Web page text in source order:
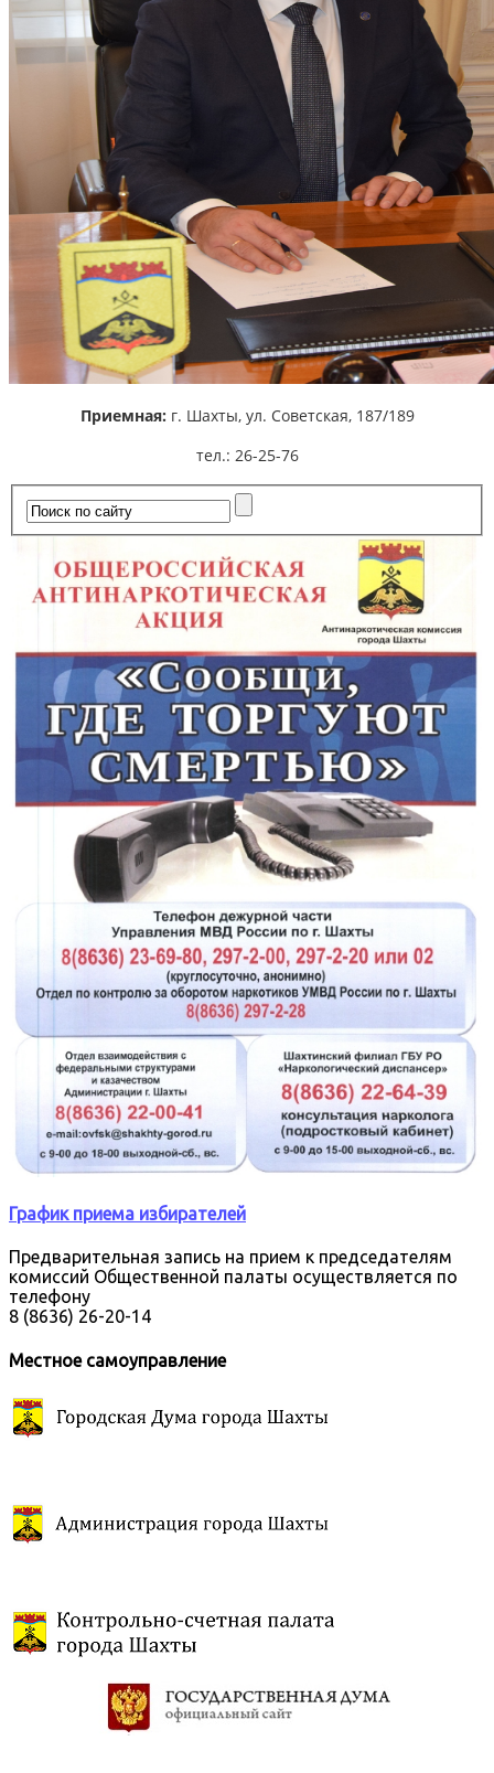
Приемная: г. Шахты, ул. Советская, 187/189
тел.: 26-25-76
График приема избирателей
Предварительная запись на прием к председателям
комиссий Общественной палаты осуществляется по
телефону
8 (8636) 26-20-14
Местное самоуправление